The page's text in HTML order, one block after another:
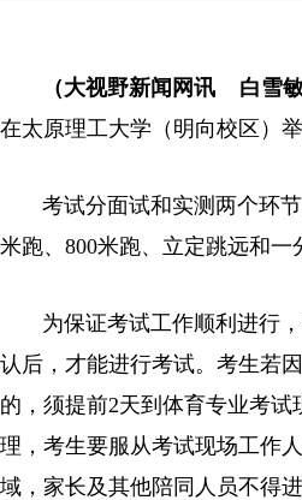
（大视野新闻网讯 白雪敏
在太原理工大学（明向校区）
考试分面试和实测两个环节
米跑、800米跑、立定跳远和一
为保证考试工作顺利进行，
认后，才能进行考试。考生若
的，须提前2天到体育专业考
理，考生要服从考试现场工作
域，家长及其他陪同人员不得进